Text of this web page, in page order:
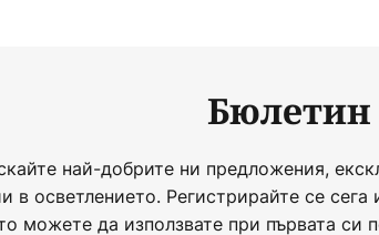
Бюлетин
най-добрите ни предложения,
в осветлението. Регистрирайте се
можете да използвате при първата си